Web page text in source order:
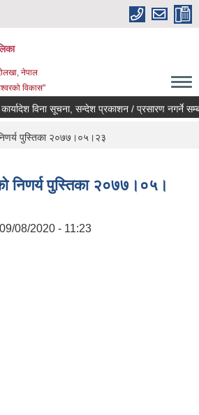
नेपाल
विकास"
विना सूचना, सन्देश प्रकाशन / प्रसारण नगर्ने
पुस्तिका २०७७।०५।२३
निणर्य पुस्तिका २०७७।०५।
08/2020 - 11:23